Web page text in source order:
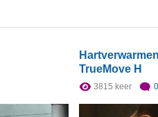
TrueMove H
3815 keer